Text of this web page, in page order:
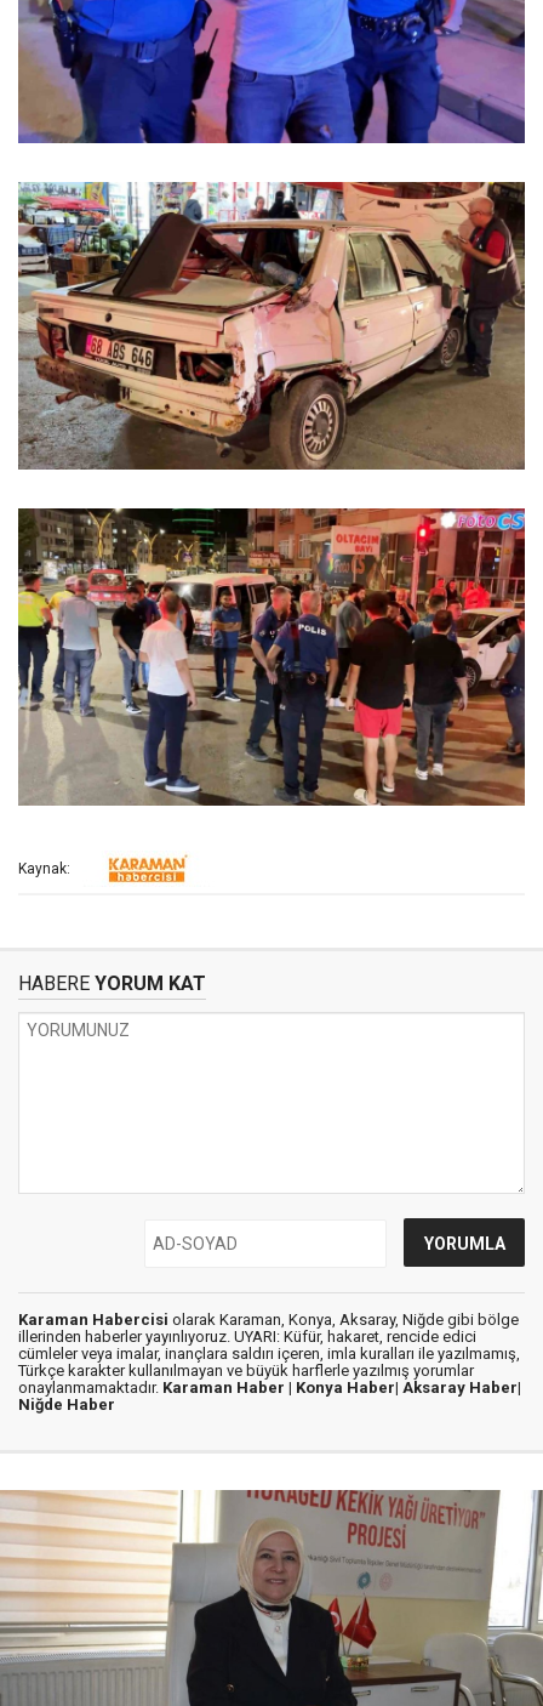
Kaynak:
HABERE YORUM KAT
Karaman Habercisi olarak Karaman, Konya, Aksaray, Niğde gibi bölge
illerinden haberler yayınlıyoruz. UYARI: Küfür, hakaret, rencide edici
cümleler veya imalar, inançlara saldırı içeren, imla kuralları ile yazılmamış,
Türkçe karakter kullanılmayan ve büyük harflerle yazılmış yorumlar
onaylanmamaktadır. Karaman Haber | Konya Haber| Aksaray Haber|
Niğde Haber